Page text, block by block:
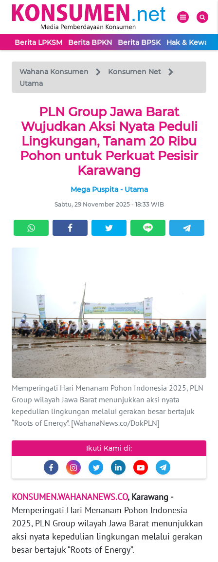
Berita LPKSM Berita BPKN Berita BPSK Hak &
Wahana Konsumen
Konsumen Net
Utama
PLN Group Jawa Barat
Wujudkan Aksi Nyata Peduli
Lingkungan, Tanam 20 Ribu
Pohon untuk Perkuat Pesisir
Karawang
Mega Puspita - Utama
Sabtu, 29 November 2025 - 18:33 WIB
Memperingati Hari Menanam Pohon Indonesia 2025, PLN
Group wilayah Jawa Barat menunjukkan aksi nyata
kepedulian lingkungan melalui gerakan besar bertajuk
“Roots of Energy”. [WahanaNews.co/DokPLN]
Ikuti Kami di:
KONSUMEN.WAHANANEWS.CO, Karawang -
Memperingati Hari Menanam Pohon Indonesia
2025, PLN Group wilayah Jawa Barat menunjukkan
aksi nyata kepedulian lingkungan melalui gerakan
besar bertajuk “Roots of Energy”.
TV
Tutup
BERITA
BPKN
KEWAJIBAN
KONSUMEN
KONSUMEN
NET
FORWAMKI
PERAPKI
WALINKI
KONTAK
KAMI
IKLAN